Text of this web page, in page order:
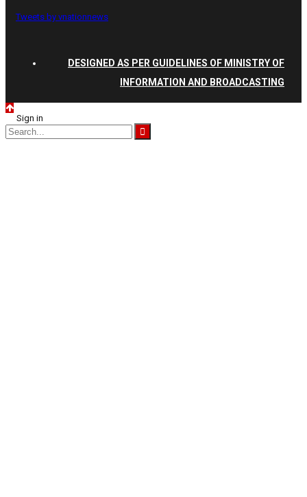
Tweets by vnationnews
DESIGNED AS PER GUIDELINES OF MINISTRY OF
INFORMATION AND BROADCASTING
Sign in